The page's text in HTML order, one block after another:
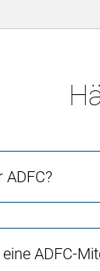
ADFC-